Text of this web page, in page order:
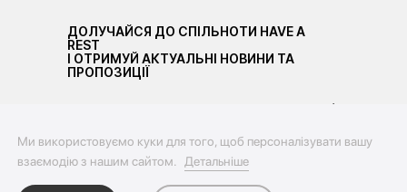
ДОЛУЧАЙСЯ ДО СПІЛЬНОТИ HAVE A
REST
І ОТРИМУЙ АКТУАЛЬНІ НОВИНИ ТА
ПРОПОЗИЦІЇ
Ми використовуємо куки для того, щоб персоналізувати вашу
взаємодію з нашим сайтом.
Детальніше